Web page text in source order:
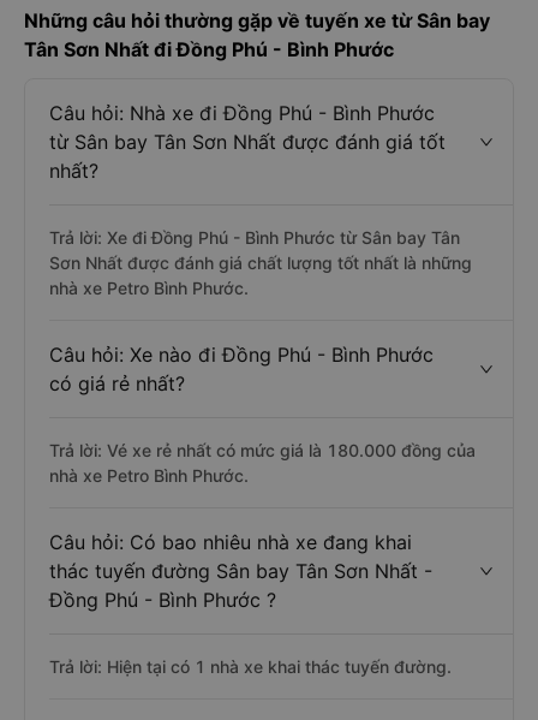
Những câu hỏi thường gặp về tuyến xe từ Sân bay
Tân Sơn Nhất đi Đồng Phú - Bình Phước
Câu hỏi: Nhà xe đi Đồng Phú - Bình Phước
từ Sân bay Tân Sơn Nhất được đánh giá tốt
nhất?
Trả lời: Xe đi Đồng Phú - Bình Phước từ Sân bay Tân
Sơn Nhất được đánh giá chất lượng tốt nhất là những
nhà xe Petro Bình Phước.
Câu hỏi: Xe nào đi Đồng Phú - Bình Phước
có giá rẻ nhất?
Trả lời: Vé xe rẻ nhất có mức giá là 180.000 đồng của
nhà xe Petro Bình Phước.
Câu hỏi: Có bao nhiêu nhà xe đang khai
thác tuyến đường Sân bay Tân Sơn Nhất -
Đồng Phú - Bình Phước ?
Trả lời: Hiện tại có 1 nhà xe khai thác tuyến đường.